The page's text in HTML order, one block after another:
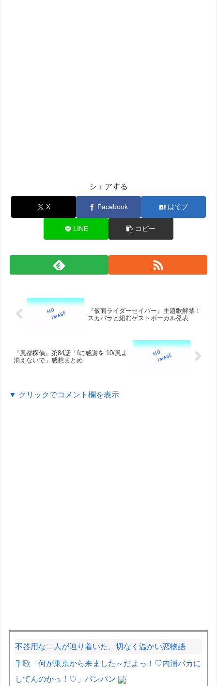
シェアする
X Facebook はてブ
LINE コピー
『仮面ライダーセイバー』主題歌解禁！
スカパラと組むゲストボーカル発表
『風都探偵』第84話「fに感謝を 10/風よ
消えないで」感想まとめ
▼ クリックでコメント欄を表示
不器用な二人が辿り着いた、切なく温かい恋物語
千歌「何が東京から来ました～だよっ！♡内浦バカに
してんのかっ！♡」パンパン